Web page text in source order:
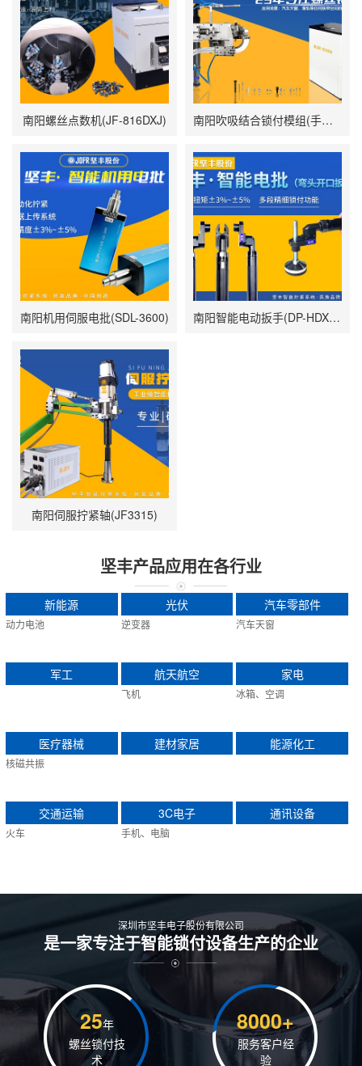
南阳螺丝点数机(JF-816DXJ) 南阳吹吸结合锁付模组(手持智能电批DP-HDXL-008-W搭载阶梯式自动送钉机)
南阳机用伺服电批(SDL-3600) 南阳智能电动扳手(DP-HDXL-008-K)
南阳伺服拧紧轴(JF3315)
坚丰产品应用在各行业
新能源
动力电池
光伏
逆变器
汽车零部件
汽车天窗
军工 航天航空
飞机
家电
冰箱、空调
医疗器械
核磁共振
建材家居 能源化工
交通运输
火车
3C电子
手机、电脑
通讯设备
深圳市坚丰电子股份有限公司
是一家专注于智能锁付设备生产的企业
25年
螺丝锁付技
术
8000+
服务客户经
验